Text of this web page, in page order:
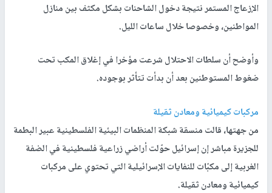
الإزعاج المستمر نتيجة دخول الشاحنات بشكل مكثف بين منازل
المواطنين، وخصوصا خلال ساعات الليل.
وأوضح أن سلطات الاحتلال شرعت مؤخرا في إغلاق المكب تحت
ضغوط المستوطنين بعد أن بدأت تتأثر بوجوده.
مركبات كيميائية ومعادن ثقيلة
من جهتها، قالت منسقة شبكة المنظمات البيئية الفلسطينية عبير البطمة
للجزيرة مباشر إن إسرائيل حوّلت أراضي زراعية فلسطينية في الضفة
الغربية إلى مكبّات للنفايات الإسرائيلية التي تحتوي على مركبات
كيميائية ومعادن ثقيلة.